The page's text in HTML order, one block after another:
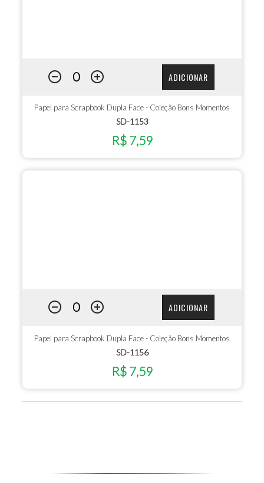
ADICIONAR
Papel para Scrapbook Dupla Face - Coleção Bons Momentos
SD-1153
R$ 7,59
ADICIONAR
Papel para Scrapbook Dupla Face - Coleção Bons Momentos
SD-1156
R$ 7,59